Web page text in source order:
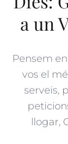
a un
Pensem
vos el
serveis,
llogar,